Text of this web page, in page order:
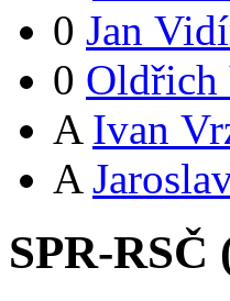
0 Jan
0
A Ivan
A
SPR-RSČ